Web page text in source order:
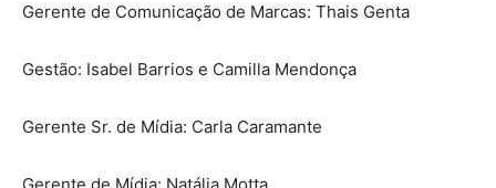
Gerente de Comunicação de Marcas: Thais Genta
Gestão: Isabel Barrios e Camilla Mendonça
Gerente Sr. de Mídia: Carla Caramante